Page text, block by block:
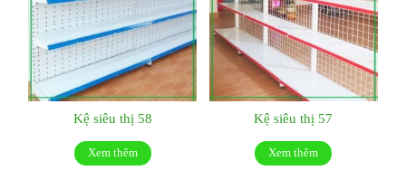
Kệ siêu thị 58
Xem thêm
Kệ siêu thị 57
Xem thêm